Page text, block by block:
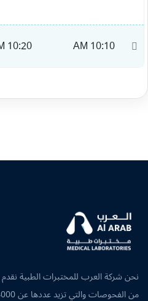
10:10 AM
10:20 AM
نحن شركة العرب للمختبرات الطبية نقدم
من